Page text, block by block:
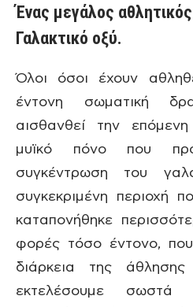
Ένας μεγάλος
Γαλακτικό οξύ.
Όλοι όσοι έχουν
έντονη σωματική
αισθανθεί την
μυϊκό πόνο που
συγκέντρωση του
συγκεκριμένη περιοχή
καταπονήθηκε
φορές τόσο έντονο,
διάρκεια της
εκτελέσουμε σωστά